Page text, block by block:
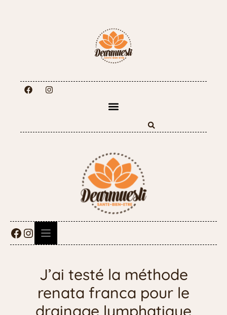
J’ai testé la méthode
renata franca pour le
drainage lymphatique